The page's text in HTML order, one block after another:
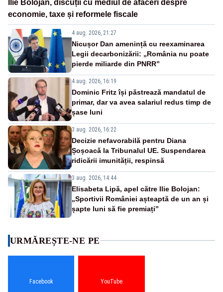
Ilie Bolojan, discuții cu mediul de afaceri despre
economie, taxe și reformele fiscale
4 aug. 2026, 21:27
Nicușor Dan amenință cu reexaminarea
Legii decarbonizării: „România nu poate
pierde miliarde din PNRR”
4 aug. 2026, 16:19
Dominic Fritz își păstrează mandatul de
primar, dar va avea salariul redus timp de
șase luni
3 aug. 2026, 16:22
Decizie nefavorabilă pentru Diana
Șoșoacă la Tribunalul UE. Suspendarea
ridicării imunității, respinsă
3 aug. 2026, 14:44
Elisabeta Lipă, apel către Ilie Bolojan:
„Sportivii României așteaptă de un an și
șapte luni să fie premiați”
URMĂREȘTE-NE PE
Facebook YouTube